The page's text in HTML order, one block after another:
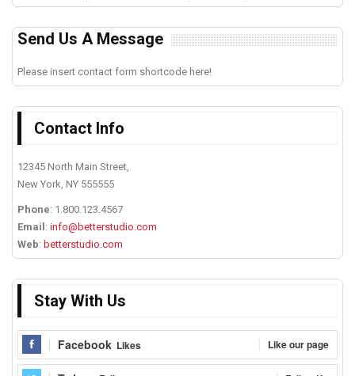
Send Us A Message
Please insert contact form shortcode here!
Contact Info
12345 North Main Street,
New York, NY 555555
Phone: 1.800.123.4567
Email: info@betterstudio.com
Web: betterstudio.com
Stay With Us
Facebook Likes Like our page